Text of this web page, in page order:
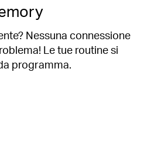
Nessuna connessione
Le tue routine si
programma.